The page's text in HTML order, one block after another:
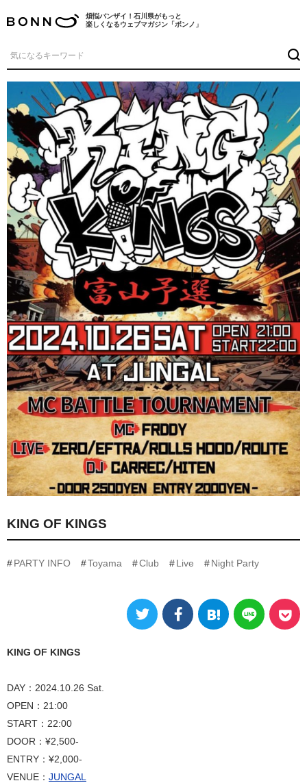
煩悩バンザイ！石川県がもっと
楽しくなるウェブマガジン「ボンノ」
KING OF KINGS
PARTY INFO Toyama Club Live Night Party
KING OF KINGS
DAY：2024.10.26 Sat.
OPEN：21:00
START：22:00
DOOR：¥2,500-
ENTRY：¥2,000-
VENUE： JUNGAL